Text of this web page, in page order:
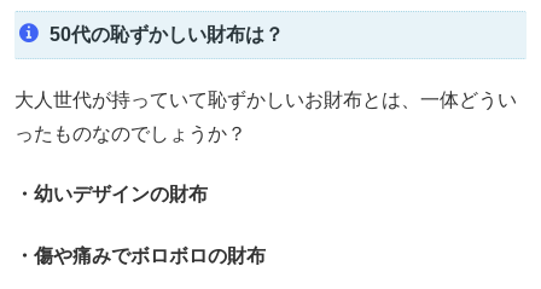
50代の恥ずかしい財布は？
大人世代が持っていて恥ずかしいお財布とは、一体どうい
ったものなのでしょうか？
・幼いデザインの財布
・傷や痛みでボロボロの財布